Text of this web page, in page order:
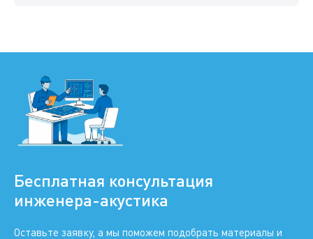
Бесплатная консультация
инженера-акустика
Оставьте заявку, а мы поможем подобрать материалы и